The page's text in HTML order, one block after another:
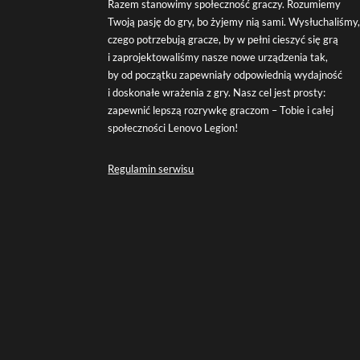
Razem stanowimy społeczność graczy. Rozumiemy
Twoją pasję do gry, bo żyjemy nią sami. Wysłuchaliśmy,
czego potrzebują gracze, by w pełni cieszyć się grą
i zaprojektowaliśmy nasze nowe urządzenia tak,
by od początku zapewniały odpowiednią wydajność
i doskonałe wrażenia z gry. Nasz cel jest prosty:
zapewnić lepszą rozrywkę graczom – Tobie i całej
społeczności Lenovo Legion!
Regulamin serwisu